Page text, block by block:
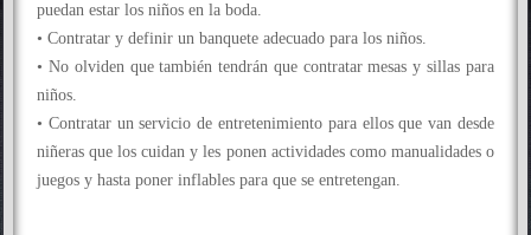
puedan estar los niños en la boda.
• Contratar y definir un banquete adecuado para los niños.
• No olviden que también tendrán que contratar mesas y sillas para
niños.
• Contratar un servicio de entretenimiento para ellos que van desde
niñeras que los cuidan y les ponen actividades como manualidades o
juegos y hasta poner inflables para que se entretengan.